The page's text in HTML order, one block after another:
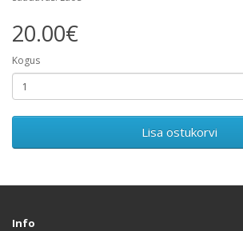
20.00€
Kogus
Lisa ostukorvi
Info